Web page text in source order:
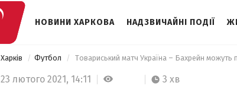
НОВИНИ ХАРКОВА НАДЗВИЧАЙНІ ПОДІЇ
Харків Футбол Товариський матч Україна – Бахрейн можуть
23 лютого 2021, 14:11 3 хв